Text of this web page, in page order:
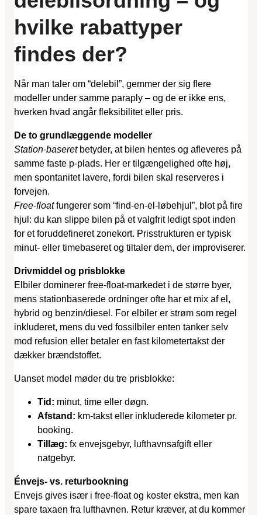
hvilke rabattyper
findes der?
Når man taler om “delebil”, gemmer der sig flere
modeller under samme paraply – og de er ikke ens,
hverken hvad angår fleksibilitet eller pris.
De to grundlæggende modeller
Station-baseretbetyder, at bilen hentes og afleveres på
samme faste p-plads. Her er tilgængelighed ofte høj,
men spontanitet lavere, fordi bilen skal reserveres i
forvejen.
Free-floatfungerer som “find-en-el-løbehjul”, blot på fire
hjul: du kan slippe bilen på et valgfrit ledigt spot inden
for et foruddefineret zonekort. Prisstrukturen er typisk
minut- eller timebaseret og tiltaler dem, der improviserer.
Drivmiddel og prisblokke
Elbiler dominerer free-float-markedet i de større byer,
mens stationbaserede ordninger ofte har et mix af el,
hybrid og benzin/diesel. For elbiler er strøm som regel
inkluderet, mens du ved fossilbiler enten tanker selv
mod refusion eller betaler en fast kilometertakst der
dækker brændstoffet.
Uanset model møder du tre prisblokke:
Tid: minut, time eller døgn.
Afstand: km-takst eller inkluderede kilometer pr.
booking.
Tillæg: fx envejsgebyr, lufthavnsafgift eller
natgebyr.
Énvejs- vs. returbookning
Envejs gives især i free-float og koster ekstra, men kan
spare taxaen fra lufthavnen. Retur kræver, at du kommer